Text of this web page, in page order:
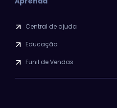
Central de ajuda
Educação
Funil de Vendas